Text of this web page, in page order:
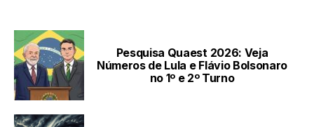
Pesquisa Quaest 2026: Veja
Números de Lula e Flávio Bolsonaro
no 1º e 2º Turno